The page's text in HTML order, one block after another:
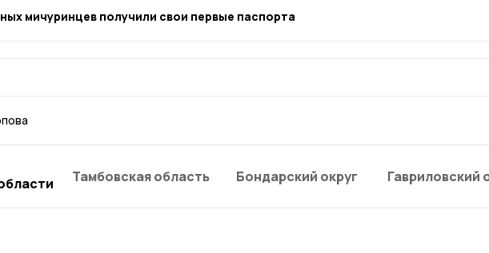
мичуринцев получили свои первые паспорта
Тамбовская область Бондарский округ Гавриловский